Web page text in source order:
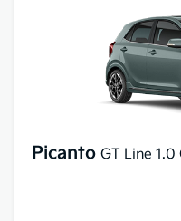
Picanto GT Line 1.0